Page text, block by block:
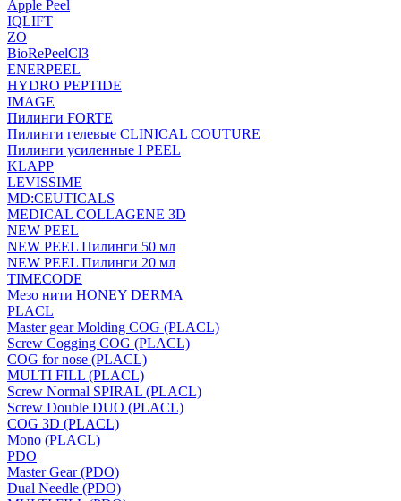
Apple Peel
IQLIFT
ZO
BioRePeelCl3
ENERPEEL
HYDRO PEPTIDE
IMAGE
Пилинги FORTE
Пилинги гелевые CLINICAL COUTURE
Пилинги усиленные I PEEL
KLAPP
LEVISSIME
MD:CEUTICALS
MEDICAL COLLAGENE 3D
NEW PEEL
NEW PEEL Пилинги 50 мл
NEW PEEL Пилинги 20 мл
TIMECODE
Мезо нити HONEY DERMA
PLACL
Master gear Molding COG (PLACL)
Screw Cogging COG (PLACL)
COG for nose (PLACL)
MULTI FILL (PLACL)
Screw Normal SPIRAL (PLACL)
Screw Double DUO (PLACL)
COG 3D (PLACL)
Mono (PLACL)
PDO
Master Gear (PDO)
Dual Needle (PDO)